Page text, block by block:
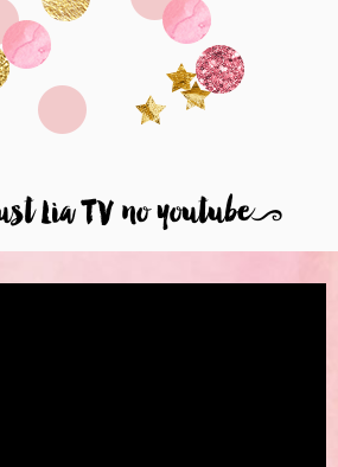
Lia TV no youtube9